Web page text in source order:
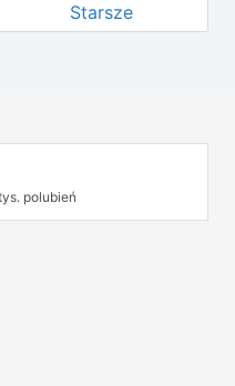
Starsze
polubień